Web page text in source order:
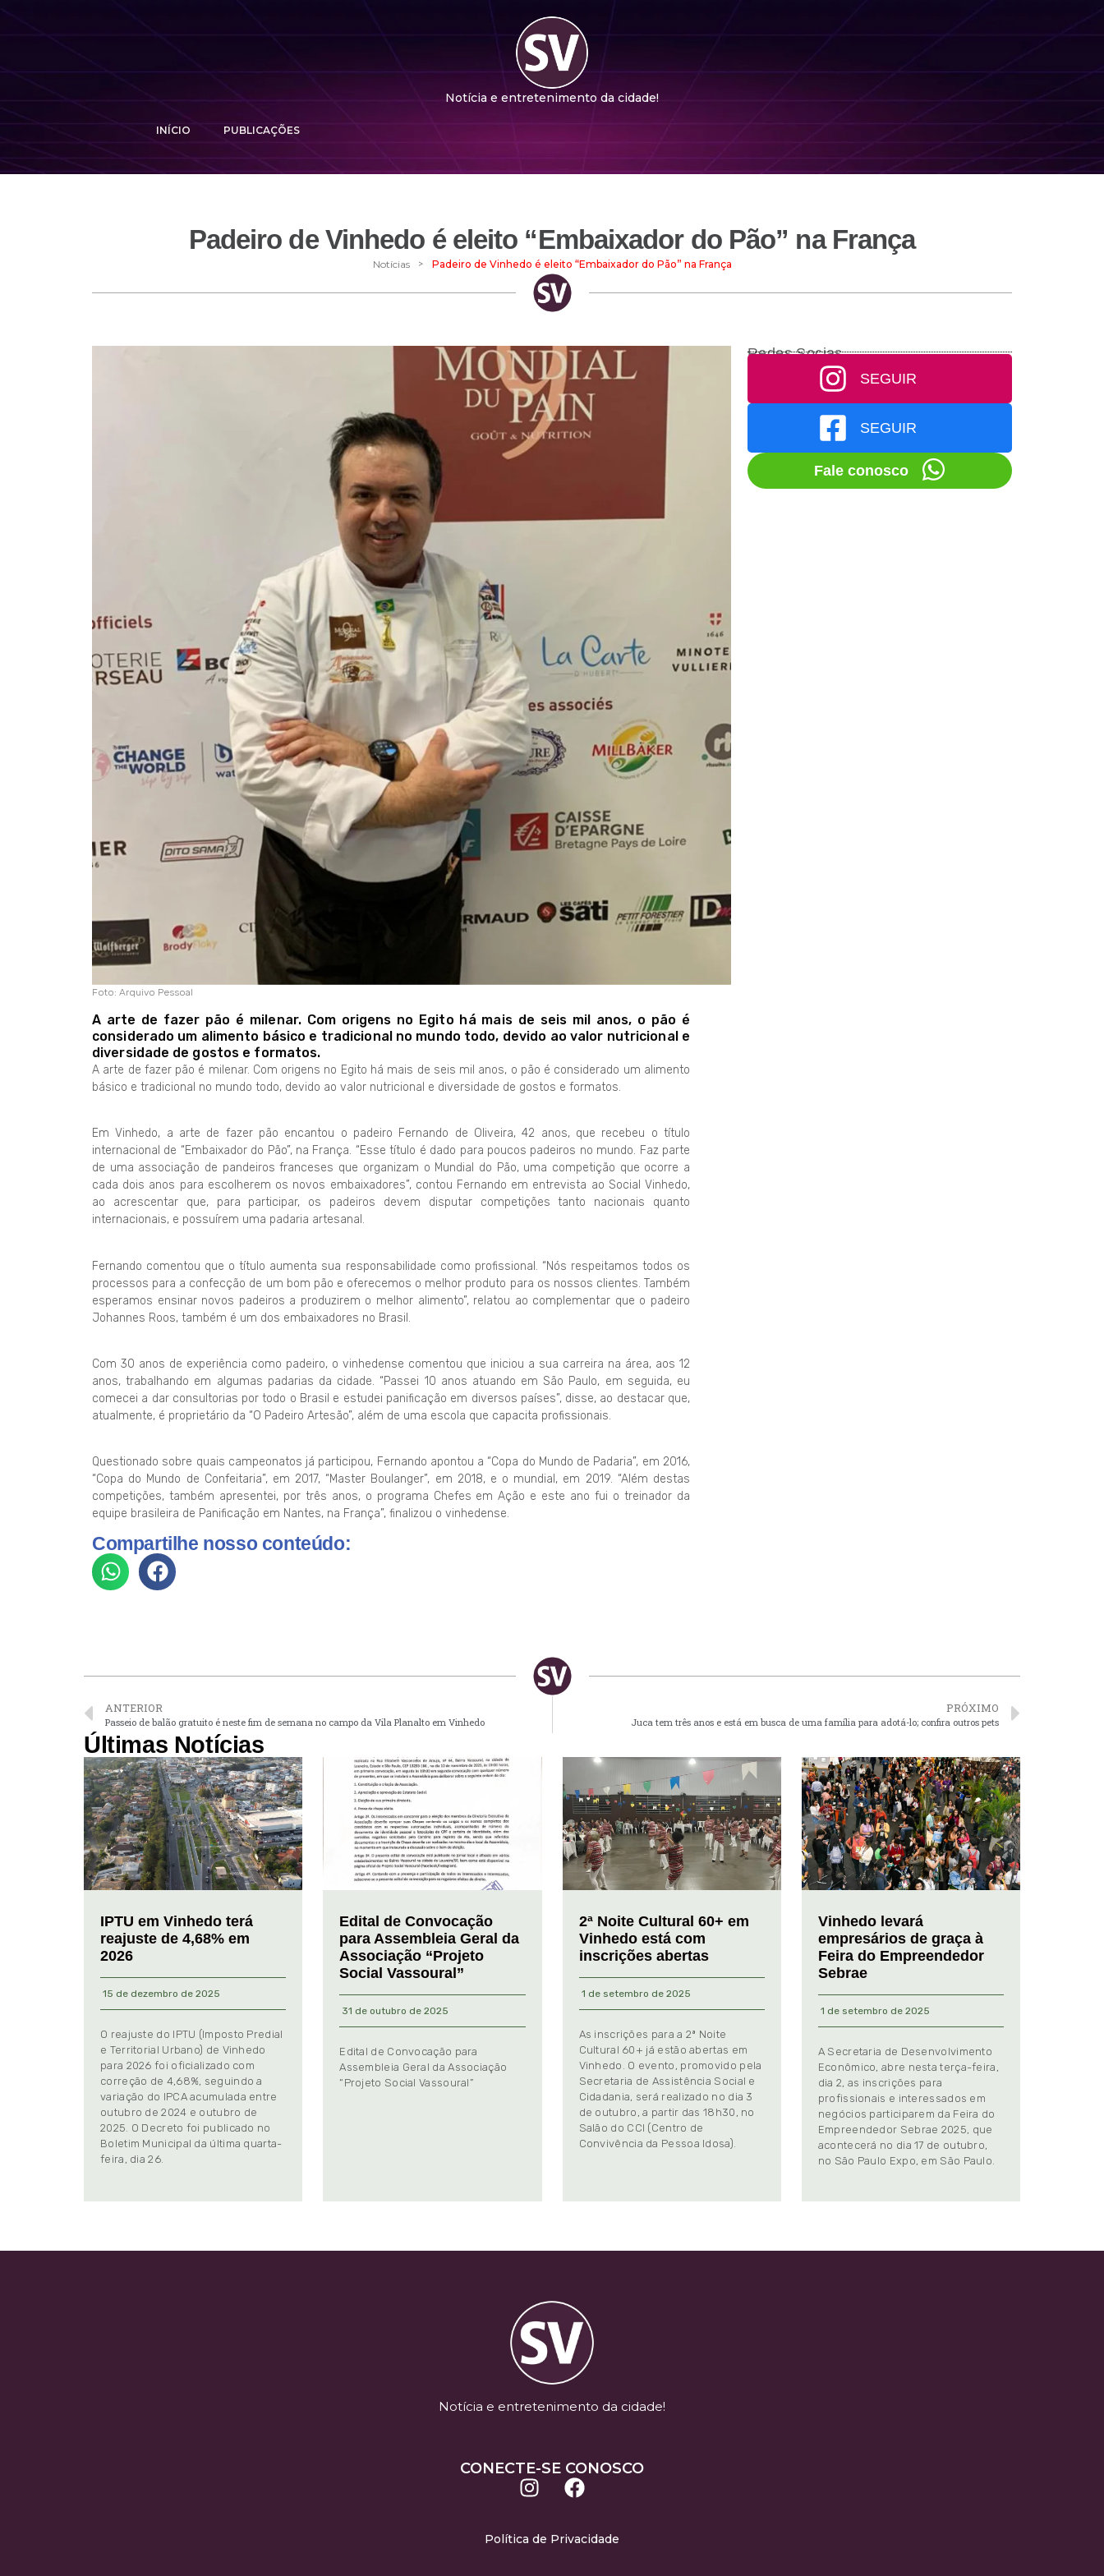
Notícia e entretenimento da cidade!
INÍCIO PUBLICAÇÕES
Padeiro de Vinhedo é eleito “Embaixador do Pão” na França
Notícias > Padeiro de Vinhedo é eleito “Embaixador do Pão” na França
Foto: Arquivo Pessoal
A arte de fazer pão é milenar. Com origens no Egito há mais de seis mil anos, o pão é
considerado um alimento básico e tradicional no mundo todo, devido ao valor nutricional e
diversidade de gostos e formatos.
A arte de fazer pão é milenar. Com origens no Egito há mais de seis mil anos, o pão é considerado um alimento
básico e tradicional no mundo todo, devido ao valor nutricional e diversidade de gostos e formatos.
Em Vinhedo, a arte de fazer pão encantou o padeiro Fernando de Oliveira, 42 anos, que recebeu o título
internacional de “Embaixador do Pão”, na França. “Esse título é dado para poucos padeiros no mundo. Faz parte
de uma associação de pandeiros franceses que organizam o Mundial do Pão, uma competição que ocorre a
cada dois anos para escolherem os novos embaixadores”, contou Fernando em entrevista ao Social Vinhedo,
ao acrescentar que, para participar, os padeiros devem disputar competições tanto nacionais quanto
internacionais, e possuírem uma padaria artesanal.
Fernando comentou que o título aumenta sua responsabilidade como profissional. “Nós respeitamos todos os
processos para a confecção de um bom pão e oferecemos o melhor produto para os nossos clientes. Também
esperamos ensinar novos padeiros a produzirem o melhor alimento”, relatou ao complementar que o padeiro
Johannes Roos, também é um dos embaixadores no Brasil.
Com 30 anos de experiência como padeiro, o vinhedense comentou que iniciou a sua carreira na área, aos 12
anos, trabalhando em algumas padarias da cidade. “Passei 10 anos atuando em São Paulo, em seguida, eu
comecei a dar consultorias por todo o Brasil e estudei panificação em diversos países”, disse, ao destacar que,
atualmente, é proprietário da “O Padeiro Artesão”, além de uma escola que capacita profissionais.
Questionado sobre quais campeonatos já participou, Fernando apontou a “Copa do Mundo de Padaria”, em 2016,
“Copa do Mundo de Confeitaria”, em 2017, “Master Boulanger”, em 2018, e o mundial, em 2019. “Além destas
competições, também apresentei, por três anos, o programa Chefes em Ação e este ano fui o treinador da
equipe brasileira de Panificação em Nantes, na França”, finalizou o vinhedense.
Compartilhe nosso conteúdo:
Redes Socias
SEGUIR
SEGUIR
Fale conosco
ANTERIOR
Passeio de balão gratuito é neste fim de semana no campo da Vila Planalto em Vinhedo
PRÓXIMO
Juca tem três anos e está em busca de uma família para adotá-lo; confira outros pets
Últimas Notícias
IPTU em Vinhedo terá
reajuste de 4,68% em
2026
15 de dezembro de 2025
O reajuste do IPTU (Imposto Predial
e Territorial Urbano) de Vinhedo
para 2026 foi oficializado com
correção de 4,68%, seguindo a
variação do IPCA acumulada entre
outubro de 2024 e outubro de
2025. O Decreto foi publicado no
Boletim Municipal da última quarta-
feira, dia 26.
Edital de Convocação
para Assembleia Geral da
Associação “Projeto
Social Vassoural”
31 de outubro de 2025
Edital de Convocação para
Assembleia Geral da Associação
“Projeto Social Vassoural”
2ª Noite Cultural 60+ em
Vinhedo está com
inscrições abertas
1 de setembro de 2025
As inscrições para a 2ª Noite
Cultural 60+ já estão abertas em
Vinhedo. O evento, promovido pela
Secretaria de Assistência Social e
Cidadania, será realizado no dia 3
de outubro, a partir das 18h30, no
Salão do CCI (Centro de
Convivência da Pessoa Idosa).
Vinhedo levará
empresários de graça à
Feira do Empreendedor
Sebrae
1 de setembro de 2025
A Secretaria de Desenvolvimento
Econômico, abre nesta terça-feira,
dia 2, as inscrições para
profissionais e interessados em
negócios participarem da Feira do
Empreendedor Sebrae 2025, que
acontecerá no dia 17 de outubro,
no São Paulo Expo, em São Paulo.
Notícia e entretenimento da cidade!
CONECTE-SE CONOSCO
Política de Privacidade